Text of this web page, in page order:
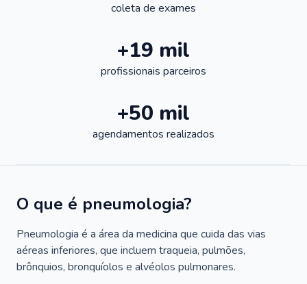
coleta de exames
+19 mil
profissionais parceiros
+50 mil
agendamentos realizados
O que é pneumologia?
Pneumologia é a área da medicina que cuida das vias
aéreas inferiores, que incluem traqueia, pulmões,
brônquios, bronquíolos e alvéolos pulmonares.